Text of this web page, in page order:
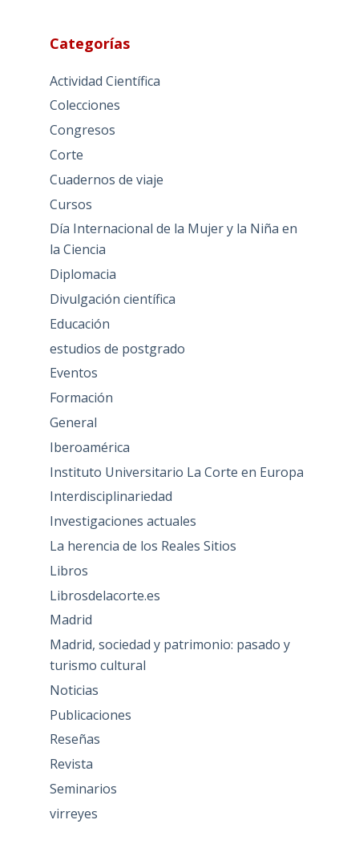
Categorías
Actividad Científica
Colecciones
Congresos
Corte
Cuadernos de viaje
Cursos
Día Internacional de la Mujer y la Niña en
la Ciencia
Diplomacia
Divulgación científica
Educación
estudios de postgrado
Eventos
Formación
General
Iberoamérica
Instituto Universitario La Corte en Europa
Interdisciplinariedad
Investigaciones actuales
La herencia de los Reales Sitios
Libros
Librosdelacorte.es
Madrid
Madrid, sociedad y patrimonio: pasado y
turismo cultural
Noticias
Publicaciones
Reseñas
Revista
Seminarios
virreyes